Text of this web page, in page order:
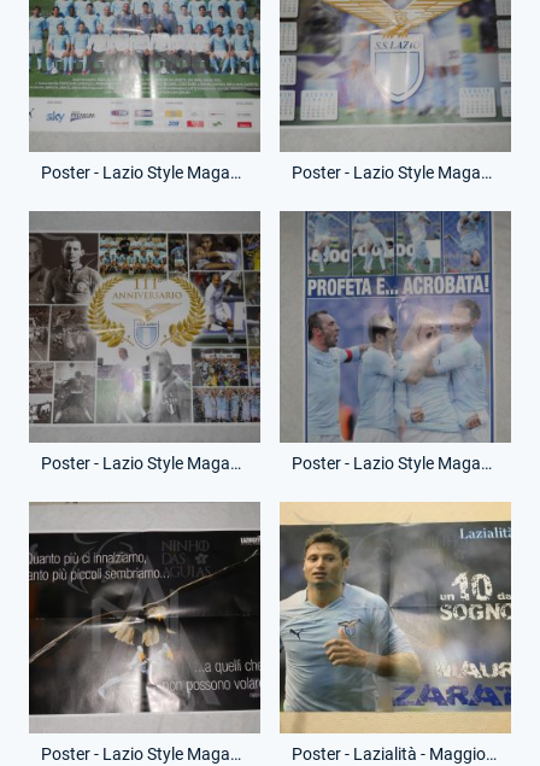
Poster - Lazio Style Magazine - Dicembre 2010 - Formazione Poster - Lazio Style Magazine - Gennaio 2011 - Un anno di emozioni
Poster - Lazio Style Magazine - Febbraio 2011 - 111° Anniversario Poster - Lazio Style Magazine - Marzo 2011 - Profeta e...acrobata!
Poster - Lazio Style Magazine - Aprile 2011 - Olympia Poster - Lazialità - Maggio 2011 - Mauro Zarate